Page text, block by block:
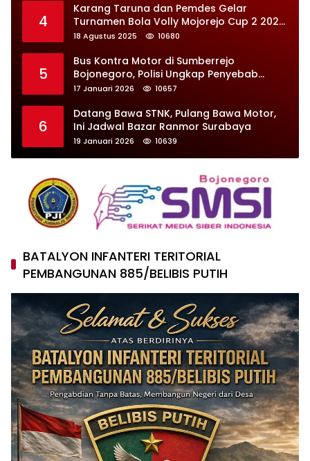
4
Karang Taruna dan Pemdes Gelar
Turnamen Bola Volly Mojorejo Cup 2 2025,
Diikuti 28 Tim
18 Agustus 2025 10680
5
Bus Kontra Motor di Sumberrejo
Bojonegoro, Polisi Ungkap Penyebab
Kecelakaan
17 Januari 2026 10657
6
Datang Bawa STNK, Pulang Bawa Motor,
Ini Jadwal Bazar Ranmor Surabaya
19 Januari 2026 10639
BATALYON INFANTERI TERITORIAL
PEMBANGUNAN 885/BELIBIS PUTIH